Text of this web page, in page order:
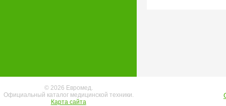
© 2026 Евромед.
Официальный каталог медицинской техники.
Карта сайта